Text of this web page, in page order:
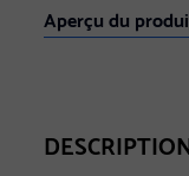
Aperçu du